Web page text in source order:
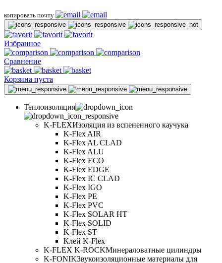
копировать почту
Избранное
Сравнение
Корзина пуста
Теплоизоляция
K-FLEXИзоляция из вспененного каучука
K-Flex AIR
K-Flex AL CLAD
K-Flex ALU
K-Flex ECO
K-Flex EDGE
K-Flex IC CLAD
K-Flex IGO
K-Flex PE
K-Flex PVC
K-Flex SOLAR HT
K-Flex SOLID
K-Flex ST
Клей K-Flex
K-FLEX K-ROCKМинераловатные цилиндры
K-FONIKЗвукоизоляционные материалы для